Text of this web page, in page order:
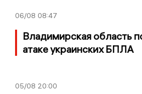
06/08 08:47
Владимирская область
атаке украинских БПЛА
05/08 20:00